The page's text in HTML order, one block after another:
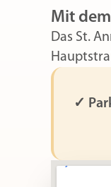
Mit
Das St.
✓